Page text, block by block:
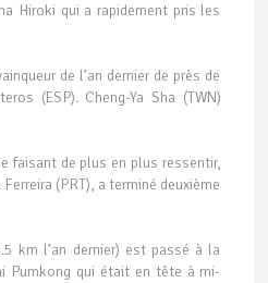
Hiroki qui a rapidement pris les
de l’an dernier de près de
(ESP). Cheng-Ya Sha (TWN)
faisant de plus en plus ressentir,
(PRT), a terminé deuxième
km l’an dernier) est passé à la
Pumkong qui était en tête à mi-